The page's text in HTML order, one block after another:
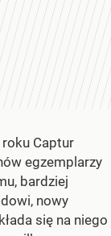
Captur
egzemplarzy
bardziej
nowy
się na niego